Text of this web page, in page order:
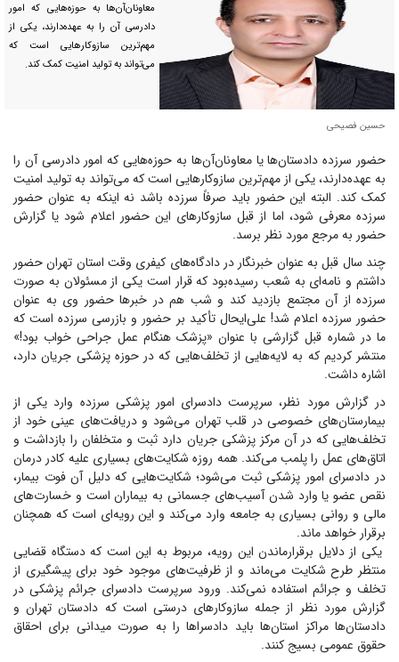
معاونان‌آن‌ها به حوزه‌هایی که امور
دادرسی آن را به عهده‌دارند، یکی از
مهم‌ترین سازوکار‌هایی است که
می‌تواند به تولید امنیت کمک کند.
حسین فصیحی
حضور سرزده دادستان‌ها یا معاونان‌آن‌ها به حوزه‌هایی که امور دادرسی آن را
به عهده‌دارند، یکی از مهم‌ترین سازوکار‌هایی است که می‌تواند به تولید امنیت
کمک کند. البته این حضور باید صرفاً سرزده باشد نه اینکه به عنوان حضور
سرزده معرفی شود، اما از قبل سازوکار‌های این حضور اعلام شود یا گزارش
حضور به مرجع مورد نظر برسد.
چند سال قبل به عنوان خبرنگار در دادگاه‌های کیفری وقت استان تهران حضور
داشتم و نامه‌ای به شعب رسیده‌بود که قرار است یکی از مسئولان به صورت
سرزده از آن مجتمع بازدید کند و شب هم در خبر‌ها حضور وی به عنوان
حضور سرزده اعلام شد! علی‌ایحال تأکید بر حضور و بازرسی سرزده است که
ما در شماره قبل گزارشی با عنوان «پزشک هنگام عمل جراحی خواب بود!»
منتشر کردیم که به لایه‌هایی از تخلف‌هایی که در حوزه پزشکی جریان دارد،
اشاره داشت.
در گزارش مورد نظر، سرپرست دادسرای امور پزشکی سرزده وارد یکی از
بیمارستان‌های خصوصی در قلب تهران می‌شود و دریافت‌های عینی خود از
تخلف‌هایی که در آن مرکز پزشکی جریان دارد ثبت و متخلفان را بازداشت و
اتاق‌های عمل را پلمب می‌کند. همه روزه شکایت‌های بسیاری علیه کادر درمان
در دادسرای امور پزشکی ثبت می‌شود؛ شکایت‌هایی که دلیل آن فوت بیمار،
نقص عضو یا وارد شدن آسیب‌های جسمانی به بیماران است و خسارت‌های
مالی و روانی بسیاری به جامعه وارد می‌کند و این رویه‌ای است که همچنان
برقرار خواهد ماند.
یکی از دلایل برقرارماندن این رویه، مربوط به این است که دستگاه قضایی
منتظر طرح شکایت می‌ماند و از ظرفیت‌های موجود خود برای پیشگیری از
تخلف و جرائم استفاده نمی‌کند. ورود سرپرست دادسرای جرائم پزشکی در
گزارش مورد نظر از جمله سازوکار‌های درستی است که دادستان تهران و
دادستان‌ها مراکز استان‌ها باید دادسرا‌ها را به صورت میدانی برای احقاق
حقوق عمومی بسیج کنند.